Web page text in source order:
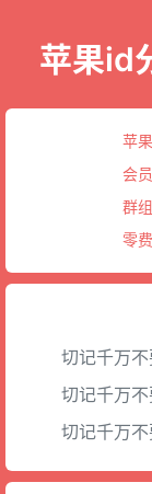
苹果id
苹
会
群
零
切记千万
切记千万
切记千万